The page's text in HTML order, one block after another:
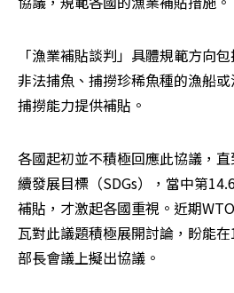
「漁業補貼談判」具體規範方向
非法捕魚、捕撈珍稀魚種的漁船
捕撈能力提供補貼。
各國起初並不積極回應此協議，
續發展目標（SDGs），當中第
補貼，才激起各國重視。近期
瓦對此議題積極展開討論，盼能
部長會議上擬出協議。